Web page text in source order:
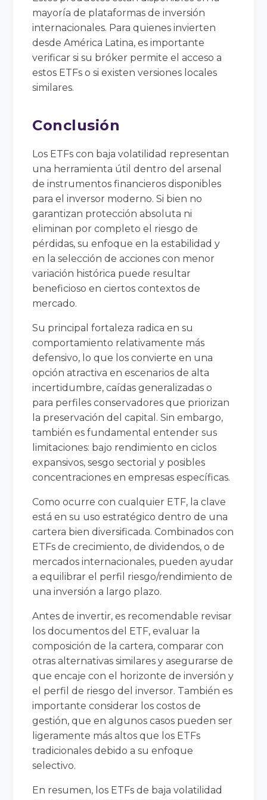
mayoría de plataformas de inversión
internacionales. Para quienes invierten
desde América Latina, es importante
verificar si su bróker permite el acceso a
estos ETFs o si existen versiones locales
similares.
Conclusión
Los ETFs con baja volatilidad representan
una herramienta útil dentro del arsenal
de instrumentos financieros disponibles
para el inversor moderno. Si bien no
garantizan protección absoluta ni
eliminan por completo el riesgo de
pérdidas, su enfoque en la estabilidad y
en la selección de acciones con menor
variación histórica puede resultar
beneficioso en ciertos contextos de
mercado.
Su principal fortaleza radica en su
comportamiento relativamente más
defensivo, lo que los convierte en una
opción atractiva en escenarios de alta
incertidumbre, caídas generalizadas o
para perfiles conservadores que priorizan
la preservación del capital. Sin embargo,
también es fundamental entender sus
limitaciones: bajo rendimiento en ciclos
expansivos, sesgo sectorial y posibles
concentraciones en empresas específicas.
Como ocurre con cualquier ETF, la clave
está en su uso estratégico dentro de una
cartera bien diversificada. Combinados con
ETFs de crecimiento, de dividendos, o de
mercados internacionales, pueden ayudar
a equilibrar el perfil riesgo/rendimiento de
una inversión a largo plazo.
Antes de invertir, es recomendable revisar
los documentos del ETF, evaluar la
composición de la cartera, comparar con
otras alternativas similares y asegurarse de
que encaje con el horizonte de inversión y
el perfil de riesgo del inversor. También es
importante considerar los costos de
gestión, que en algunos casos pueden ser
ligeramente más altos que los ETFs
tradicionales debido a su enfoque
selectivo.
En resumen, los ETFs de baja volatilidad